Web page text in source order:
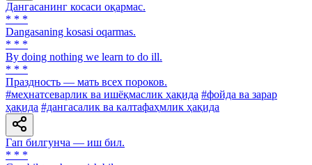
Дангасанинг косаси оқармас.
* * *
Dangasaning kosasi oqarmas.
* * *
By doing nothing we learn to do ill.
* * *
Праздность — мать всех пороков.
#меҳнатсеварлик ва ишёқмаслик ҳақида #фойда ва зарар
ҳақида #дангасалик ва калтафаҳмлик ҳақида
Гап билгунча — иш бил.
* * *